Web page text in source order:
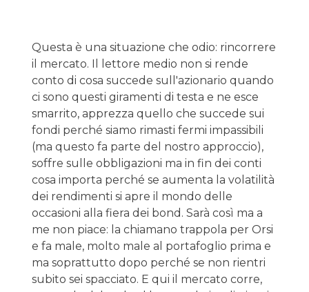
Questa è una situazione che odio: rincorrere
il mercato. Il lettore medio non si rende
conto di cosa succede sull'azionario quando
ci sono questi giramenti di testa e ne esce
smarrito, apprezza quello che succede sui
fondi perché siamo rimasti fermi impassibili
(ma questo fa parte del nostro approccio),
soffre sulle obbligazioni ma in fin dei conti
cosa importa perché se aumenta la volatilità
dei rendimenti si apre il mondo delle
occasioni alla fiera dei bond. Sarà così ma a
me non piace: la chiamano trappola per Orsi
e fa male, molto male al portafoglio prima e
ma soprattutto dopo perché se non rientri
subito sei spacciato. E qui il mercato corre,